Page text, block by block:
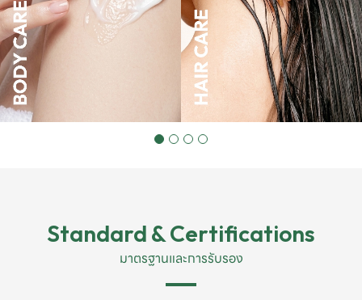
Standard & Certifications
มาตรฐานและการรับรอง